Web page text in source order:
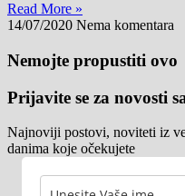
Read More »
14/07/2020 Nema komentara
Nemojte propustiti ovo
Prijavite se za novosti
Najnoviji postovi, noviteti iz
danima koje očekujete